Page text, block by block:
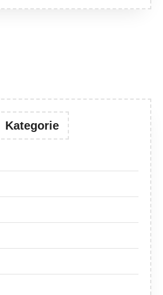
Kategorie